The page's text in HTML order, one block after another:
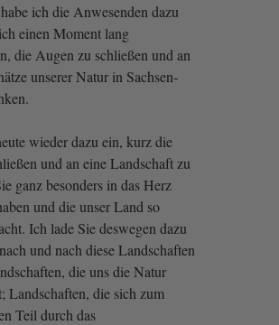
ich die Anwesenden dazu
einen Moment lang
die Augen zu schließen und an
unserer Natur in Sachsen-
wieder dazu ein, kurz die
und an eine Landschaft zu
ganz besonders in das Herz
und die unser Land so
Ich lade Sie deswegen dazu
und nach diese Landschaften
die uns die Natur
Landschaften, die sich zum
Teil durch das